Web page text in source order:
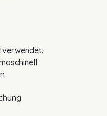
verwendet.